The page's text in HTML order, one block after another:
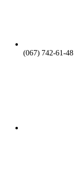
(067) 742-61-48